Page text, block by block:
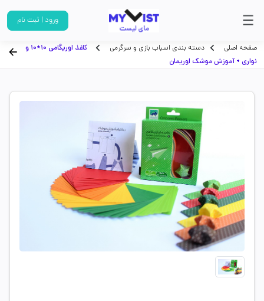
ورود | ثبت نام
صفحه اصلی دسته بندی اسباب بازی و سرگرمی
کاغذ اوریگامی 10*10 و
نواری + آموزش موشک اوریمان